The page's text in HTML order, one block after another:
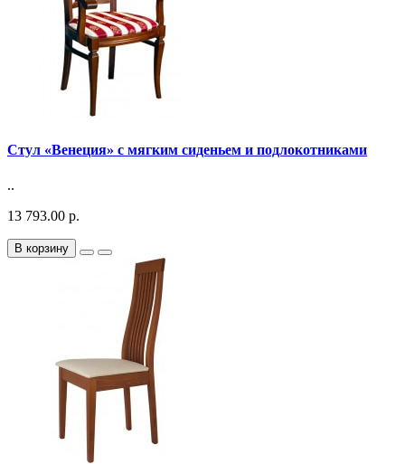
Стул «Венеция» с мягким сиденьем и подлокотниками
..
13 793.00 р.
В корзину